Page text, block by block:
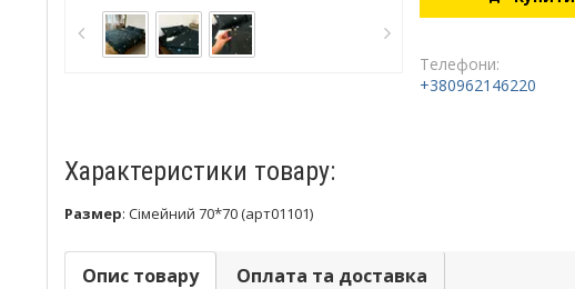
Телефони:
+380962146220
Характеристики товару:
Размер: Сімейний 70*70 (арт01101)
Опис товару Оплата та доставка